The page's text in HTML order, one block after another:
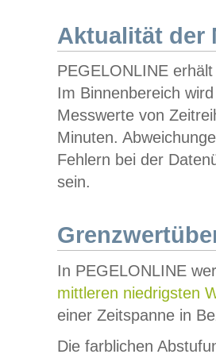
Aktualität der
PEGELONLINE
Im Binnenbereich
Messwerte von
Minuten.
Fehlern bei der
sein.
In PEGELONLINE
mittleren niedrigsten
einer Zeitspanne in
Die farblichen